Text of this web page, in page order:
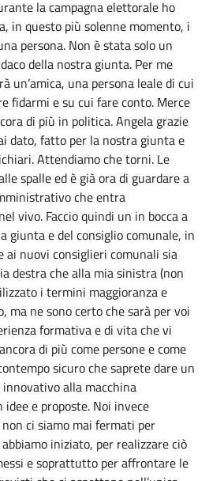
la campagna elettorale ho
in questo più solenne momento, i
persona. Non è stata solo un
della nostra giunta. Per me
un’amica, una persona leale di cui
fidarmi e su cui fare conto. Merce
di più in politica. Angela grazie
dato, fatto per la nostra giunta e
Attendiamo che torni. Le
spalle ed è già ora di guardare a
che entra
vivo. Faccio quindi un in bocca a
giunta e del consiglio comunale, in
ai nuovi consiglieri comunali sia
destra che alla mia sinistra (non
i termini maggioranza e
ma ne sono certo che sarà per voi
formativa e di vita che vi
di più come persone e come
sicuro che saprete dare un
alla macchina
e proposte. Noi invece
ci siamo mai fermati per
iniziato, per realizzare ciò
e soprattutto per affrontare le